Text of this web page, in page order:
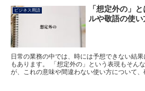
ビジネス用語
「想定外の」
ルや敬語の使
日常の業務の中では、時には予想できない結
もあります。 「想定外の」という表現もそん
が、これの意味や間違わない使い方について、